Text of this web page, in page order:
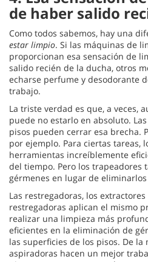
de haber salido
Como todos sabemos, hay una
estar limpio. Si las máquinas de
proporcionan esa sensación de
salido recién de la ducha, otros
echarse perfume y desodorante
trabajo.
La triste verdad es que, a veces,
puede no estarlo en absoluto.
pisos pueden cerrar esa brecha.
por ejemplo. Para ciertas tareas,
herramientas increíblemente
del tiempo. Pero los trapeadores
gérmenes en lugar de
Las restregadoras, los
restregadoras aplican el mismo
realizar una limpieza más
eficientes en la eliminación de
las superficies de los pisos. De la
aspiradoras hacen un mejor